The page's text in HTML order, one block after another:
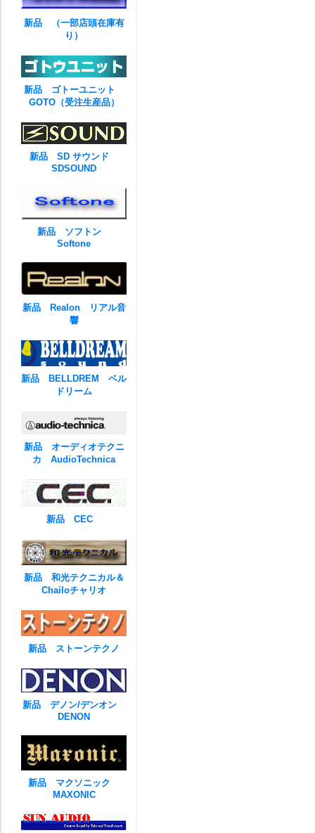
新品 （一部店頭在庫有
り）
新品 ゴトーユニット
GOTO（受注生産品）
新品 SD サウンド
SDSOUND
新品 ソフトン
Softone
新品 Realon リアル音
響
新品 BELLDREM ベル
ドリーム
新品 オーディオテクニ
カ AudioTechnica
新品 CEC
新品 和光テクニカル＆
Chailoチャリオ
新品 ストーンテクノ
新品 デノン/デンオン
DENON
新品 マクソニック
MAXONIC